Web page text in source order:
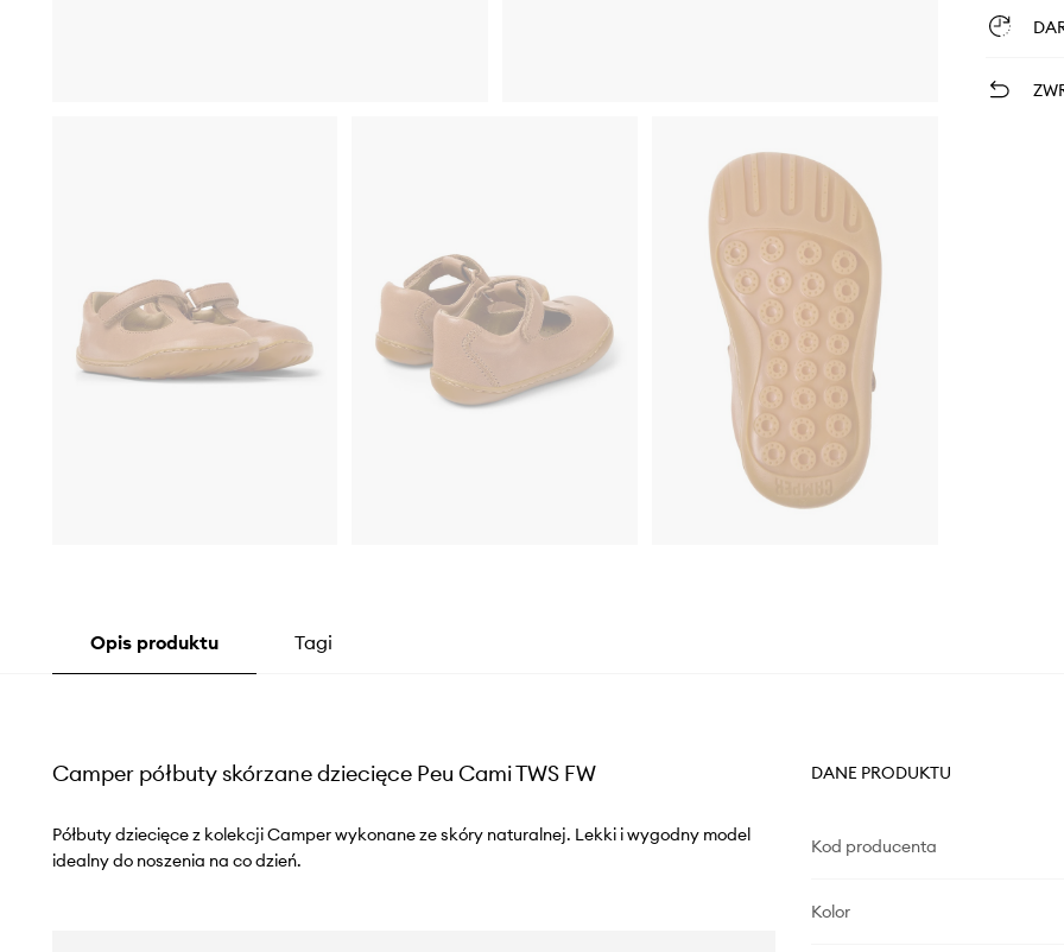
Opis produktu Tagi
Camper półbuty skórzane dziecięce Peu Cami TWS FW
Półbuty dziecięce z kolekcji Camper wykonane ze skóry naturalnej. Lekki i wygodny model
idealny do noszenia na co dzień.
DANE PRODUKTU
Kod producenta
Kolor